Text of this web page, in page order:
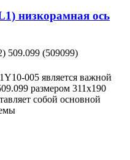
низкорамная ось
509.099 (509099)
005 является важной
размером 311х190
собой основной